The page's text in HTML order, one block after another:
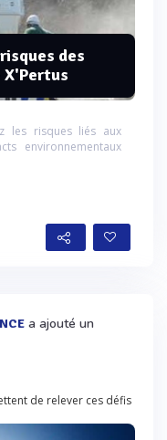
des
X'Pertus
les risques liés aux
environnementaux
a ajouté un
de relever ces défis